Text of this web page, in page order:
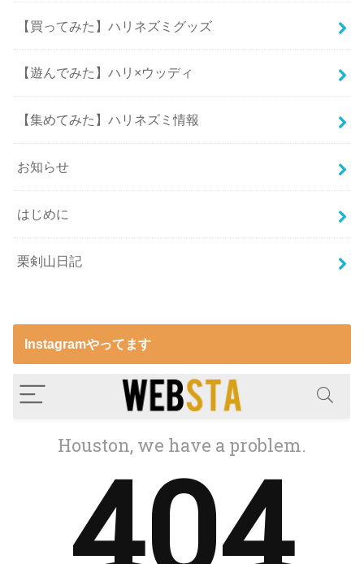
【買ってみた】ハリネズミグッズ
【遊んでみた】ハリ×ウッディ
【集めてみた】ハリネズミ情報
お知らせ
はじめに
栗剣山日記
Instagramやってます